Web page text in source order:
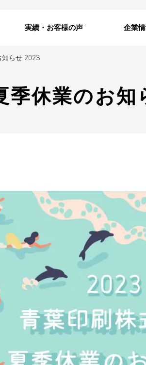
実績・お客様の声 企業
知らせ 2023
季休業のお知